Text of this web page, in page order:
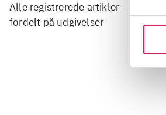
Alle registrerede artikler
fordelt på udgivelser